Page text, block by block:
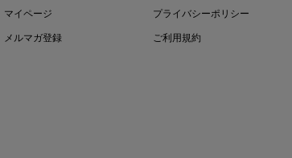
マイページ
メルマガ登録
プライバシーポリシー
ご利用規約